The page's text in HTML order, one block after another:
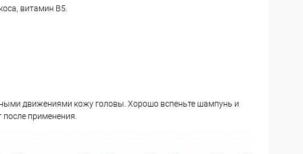
витамин В5.
движениями кожу головы. Хорошо вспеньте шампунь и
после применения.